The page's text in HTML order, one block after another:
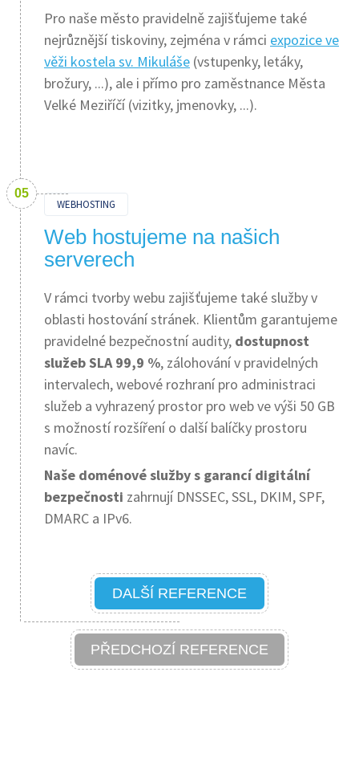
Pro naše město pravidelně zajišťujeme také
nejrůznější tiskoviny, zejména v rámci expozice ve
věži kostela sv. Mikuláše (vstupenky, letáky,
brožury, ...), ale i přímo pro zaměstnance Města
Velké Meziříčí (vizitky, jmenovky, ...).
WEBHOSTING
Web hostujeme na našich
serverech
V rámci tvorby webu zajišťujeme také služby v
oblasti hostování stránek. Klientům garantujeme
pravidelné bezpečnostní audity, dostupnost
služeb SLA 99,9 %, zálohování v pravidelných
intervalech, webové rozhraní pro administraci
služeb a vyhrazený prostor pro web ve výši 50 GB
s možností rozšíření o další balíčky prostoru
navíc.
Naše doménové služby s garancí digitální
bezpečnosti zahrnují DNSSEC, SSL, DKIM, SPF,
DMARC a IPv6.
PŘEDCHOZÍ REFERENCE
DALŠÍ REFERENCE